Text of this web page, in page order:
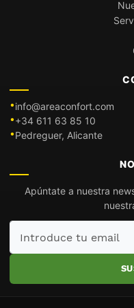
info@areaconfort.com
+34 611 63 85 10
Pedreguer, Alicante
Apúntate a nuestra
Introduce
email